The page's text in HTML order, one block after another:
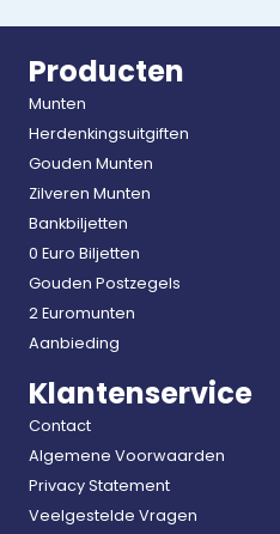
Producten
Munten
Herdenkingsuitgiften
Gouden Munten
Zilveren Munten
Bankbiljetten
0 Euro Biljetten
Gouden Postzegels
2 Euromunten
Aanbieding
Klantenservice
Contact
Algemene Voorwaarden
Privacy Statement
Veelgestelde Vragen